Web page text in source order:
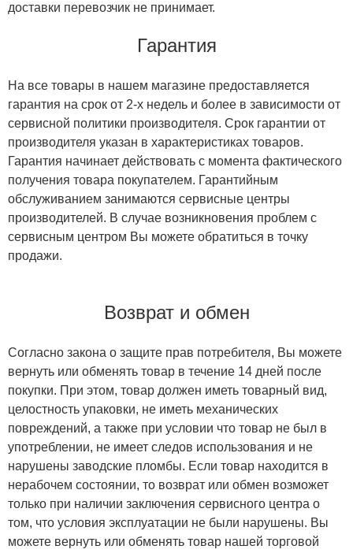
доставки перевозчик не принимает.
Гарантия
На все товары в нашем магазине предоставляется
гарантия на срок от 2-х недель и более в зависимости от
сервисной политики производителя. Срок гарантии от
производителя указан в характеристиках товаров.
Гарантия начинает действовать с момента фактического
получения товара покупателем. Гарантийным
обслуживанием занимаются сервисные центры
производителей. В случае возникновения проблем с
сервисным центром Вы можете обратиться в точку
продажи.
Возврат и обмен
Согласно закона о защите прав потребителя, Вы можете
вернуть или обменять товар в течение 14 дней после
покупки. При этом, товар должен иметь товарный вид,
целостность упаковки, не иметь механических
повреждений, а также при условии что товар не был в
употреблении, не имеет следов использования и не
нарушены заводские пломбы. Если товар находится в
нерабочем состоянии, то возврат или обмен возможет
только при наличии заключения сервисного центра о
том, что условия эксплуатации не были нарушены. Вы
можете вернуть или обменять товар нашей торговой